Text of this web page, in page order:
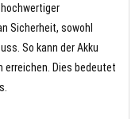
Sicherheit, sowohl
So kann der Akku
erreichen. Dies bedeutet